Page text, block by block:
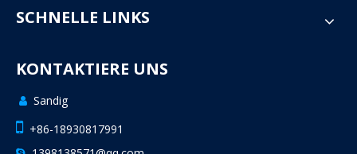
SCHNELLE LINKS
KONTAKTIERE UNS
 Sandig
 +86-18930817991